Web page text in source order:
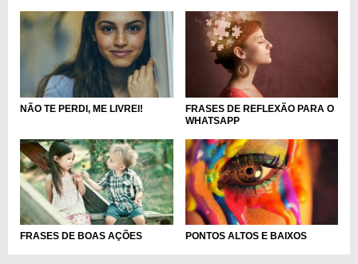
NÃO TE PERDI, ME LIVREI!
FRASES DE REFLEXÃO PARA O
WHATSAPP
FRASES DE BOAS AÇÕES PONTOS ALTOS E BAIXOS